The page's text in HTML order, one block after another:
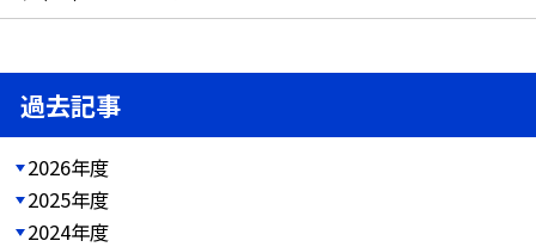
過去記事
2026年度
2025年度
2024年度